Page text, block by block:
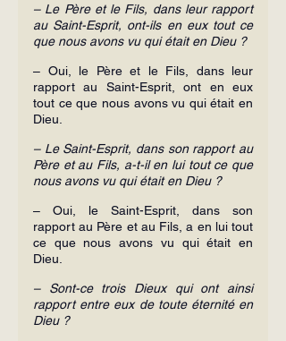
– Le Père et le Fils, dans leur rapport
au Saint-Esprit, ont-ils en eux tout ce
que nous avons vu qui était en Dieu ?
– Oui, le Père et le Fils, dans leur
rapport au Saint-Esprit, ont en eux
tout ce que nous avons vu qui était en
Dieu.
– Le Saint-Esprit, dans son rapport au
Père et au Fils, a-t-il en lui tout ce que
nous avons vu qui était en Dieu ?
– Oui, le Saint-Esprit, dans son
rapport au Père et au Fils, a en lui tout
ce que nous avons vu qui était en
Dieu.
– Sont-ce trois Dieux qui ont ainsi
rapport entre eux de toute éternité en
Dieu ?